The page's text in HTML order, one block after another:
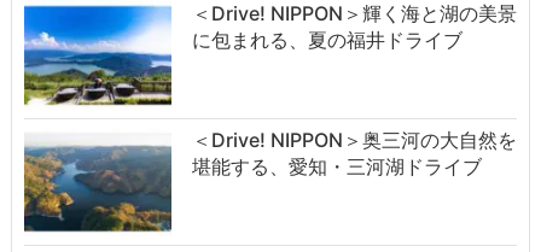
＜Drive! NIPPON＞輝く海と湖の美景
に包まれる、夏の福井ドライブ
＜Drive! NIPPON＞奥三河の大自然を
堪能する、愛知・三河湖ドライブ